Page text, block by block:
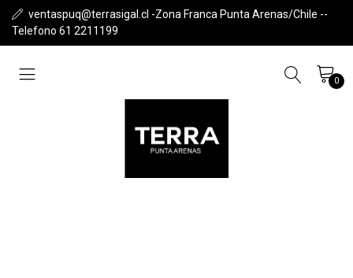
ventaspuq@terrasigal.cl -Zona Franca Punta Arenas/Chile --
Telefono 61 2211199
0